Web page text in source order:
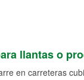
llantas o
en carreteras